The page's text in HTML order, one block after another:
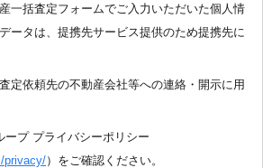
一括査定フォームでご入力いただいた個人情
ータは、提携先サービス提供のため提携先に
定依頼先の不動産会社等への連絡・開示に用
ープ プライバシーポリシー
privacy/）をご確認ください。